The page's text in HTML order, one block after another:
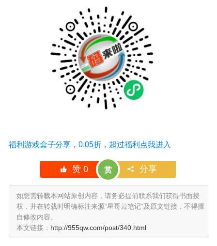
福利游戏盒子分享，0.05折，超过福利点我进入
赞 0 赏 分享
如您需转载本网站原创内容，请务必提前联系我们获得书面授
权，并在转载时明确标注来源“星哥云笔记”及原文链接，不得擅
自修改内容。
本文链接： http://955qw.com/post/340.html